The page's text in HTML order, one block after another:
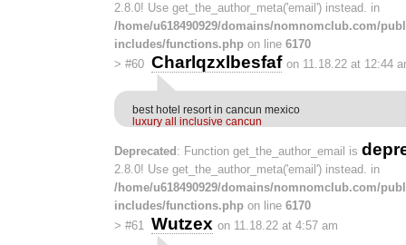
2.8.0! Use get_the_author_meta('email') instead. in
/home/u618490929/domains/nomnomclub.com/
includes/functions.php on line 6170
> #60 Charlqzxlbesfaf on 11.18.22 at 12:44
best hotel resort in cancun mexico
luxury all inclusive cancun
Deprecated : Function get_the_author_email is
2.8.0! Use get_the_author_meta('email') instead. in
/home/u618490929/domains/nomnomclub.com/
includes/functions.php on line 6170
> #61 Wutzex on 11.18.22 at 4:57 am